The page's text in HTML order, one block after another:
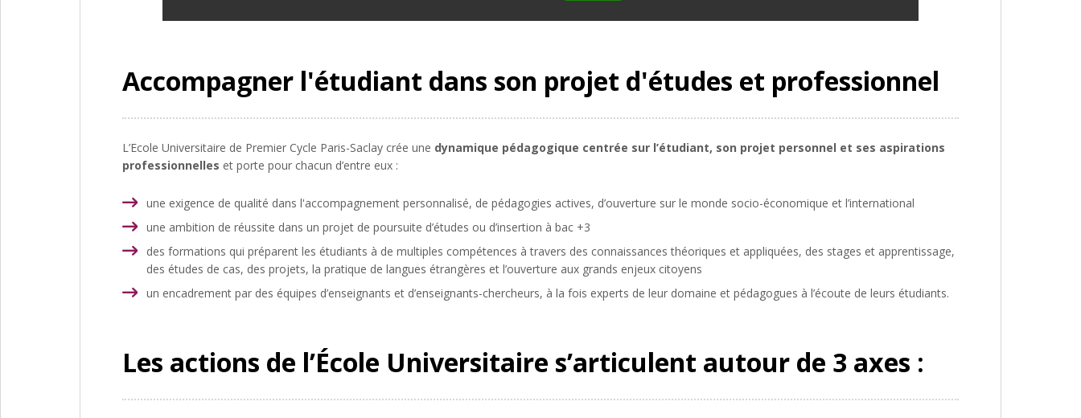
Accompagner l'étudiant dans son projet d'études et professionnel
L’Ecole Universitaire de Premier Cycle Paris-Saclay crée une dynamique pédagogique centrée sur l’étudiant, son projet personnel et ses aspirations
professionnelles et porte pour chacun d’entre eux :
une exigence de qualité dans l'accompagnement personnalisé, de pédagogies actives, d’ouverture sur le monde socio-économique et l’international
une ambition de réussite dans un projet de poursuite d’études ou d’insertion à bac +3
des formations qui préparent les étudiants à de multiples compétences à travers des connaissances théoriques et appliquées, des stages et apprentissage,
des études de cas, des projets, la pratique de langues étrangères et l’ouverture aux grands enjeux citoyens
un encadrement par des équipes d’enseignants et d’enseignants-chercheurs, à la fois experts de leur domaine et pédagogues à l’écoute de leurs étudiants.
Les actions de l’École Universitaire s’articulent autour de 3 axes :